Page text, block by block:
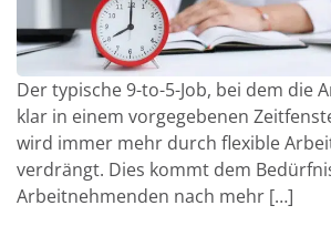
Der typische 9-to-5-Job, bei dem die
klar in einem vorgegebenen
wird immer mehr durch flexible
verdrängt. Dies kommt dem
Arbeitnehmenden nach mehr […]